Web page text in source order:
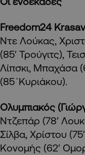
Freedom24
Ντε Λούκας,
(85′ Τρούγιτς),
Λίπσκι, Μπαχάσα
(85΄Κυριάκου).
Ολυμπιακός
Ντζεπάρ (78′
Σίλβα, Χρίστου
Κονομής (62′